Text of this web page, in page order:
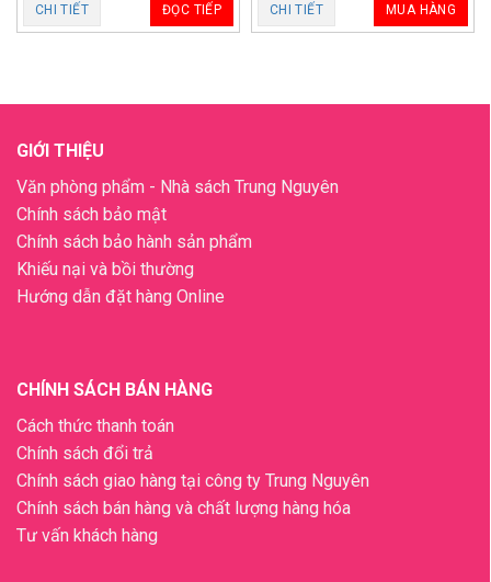
CHI TIẾT ĐỌC TIẾP CHI TIẾT MUA HÀNG
GIỚI THIỆU
Văn phòng phẩm - Nhà sách Trung Nguyên
Chính sách bảo mật
Chính sách bảo hành sản phẩm
Khiếu nại và bồi thường
Hướng dẫn đặt hàng Online
CHÍNH SÁCH BÁN HÀNG
Cách thức thanh toán
Chính sách đổi trả
Chính sách giao hàng tại công ty Trung Nguyên
Chính sách bán hàng và chất lượng hàng hóa
Tư vấn khách hàng